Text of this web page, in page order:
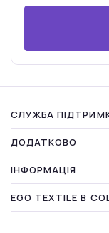
СЛУЖБА
ДОДАТКОВО
ІНФОРМАЦІЯ
EGO TEXTILE В